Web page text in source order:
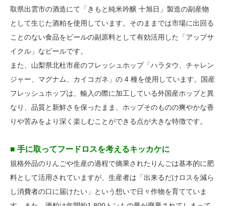
取県出雲市の酒造にて「きもと純米吟醸 十旭日」製造の副産物
として生じた酒粕を使用しています。そのままでは市場に出回る
ことのない食品をビールの副原料として有効活用した「アップサ
イクル」なビールです。
また、山梨県北杜市産のフレッシュホップ「ハラタウ、チャレン
ジャー、マグナム、カイコガネ」の 4 種を使用しています。国産
フレッシュホップは、輸入の際に加工している外国産ホップと異
なり、品質と新鮮さを保ったまま、ホップそのものの爽やかな香
りや苦みをより深く楽しむことができる点が大きな特徴です。
■ 手に取ってフードロスを考えるキッカケに
規格外品のりんごや生産の過程で摘果されたりんごは基本的に肥
料として活用されていますが、生産者は「出来るだけロスを減ら
し消費者の口に届けたい」という想いで日々作物を育てていま